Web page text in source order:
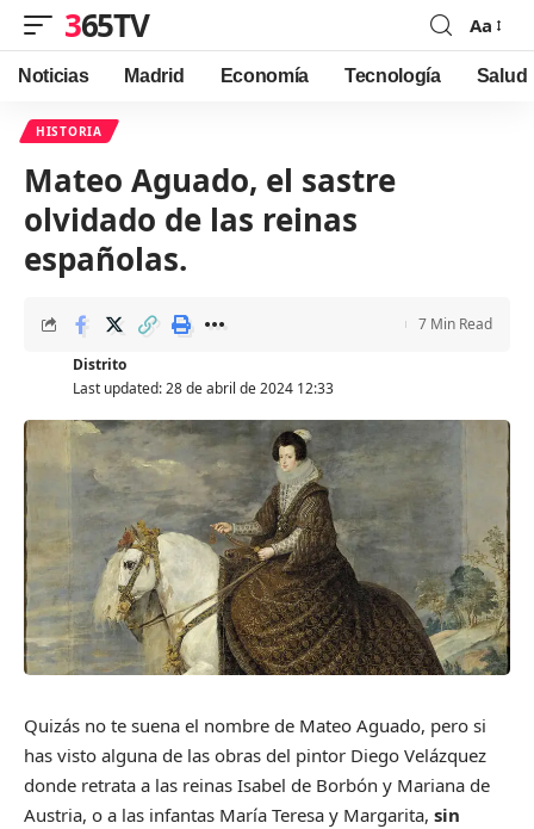
365TV
Font
Resizer
Aa
Noticias Madrid Economía Tecnología Salud
HISTORIA
Mateo Aguado, el sastre
olvidado de las reinas
españolas.
Last updated: 28 de abril de 2024 12:33
Distrito
7 Min Read
Quizás no te suena el nombre de Mateo Aguado, pero si
has visto alguna de las obras del pintor Diego Velázquez
donde retrata a las reinas Isabel de Borbón y Mariana de
Austria, o a las infantas María Teresa y Margarita, sin